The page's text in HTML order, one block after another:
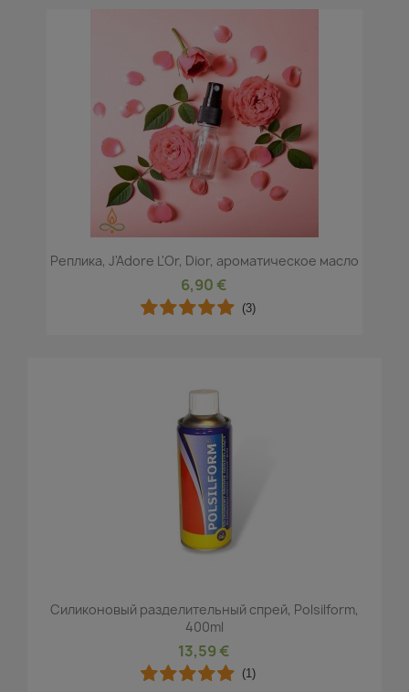
Реплика, J'Adore L'Or, Dior, ароматическое масло
6,90 €
(3)
Силиконовый разделительный спрей, Polsilform,
400ml
13,59 €
(1)